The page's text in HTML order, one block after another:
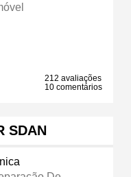
212 avaliações
10 comentários
SDAN